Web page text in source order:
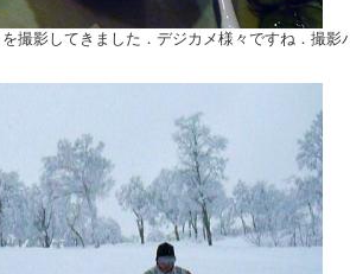
撮影してきました．デジカメ様々ですね．撮影